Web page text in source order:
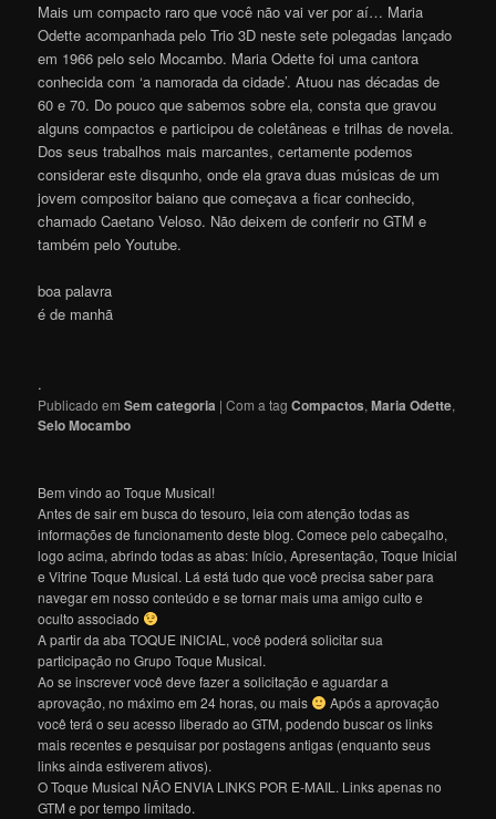
Mais um compacto raro que você não vai ver por aí… Maria
Odette acompanhada pelo Trio 3D neste sete polegadas lançado
em 1966 pelo selo Mocambo. Maria Odette foi uma cantora
conhecida com ‘a namorada da cidade’. Atuou nas décadas de
60 e 70. Do pouco que sabemos sobre ela, consta que gravou
alguns compactos e participou de coletâneas e trilhas de novela.
Dos seus trabalhos mais marcantes, certamente podemos
considerar este disqunho, onde ela grava duas músicas de um
jovem compositor baiano que começava a ficar conhecido,
chamado Caetano Veloso. Não deixem de conferir no GTM e
também pelo Youtube.
boa palavra
é de manhã
.
Publicado em Sem categoria |Com a tagCompactos,Maria Odette,
Selo Mocambo
Bem vindo ao Toque Musical!
Antes de sair em busca do tesouro, leia com atenção todas as
informações de funcionamento deste blog. Comece pelo cabeçalho,
logo acima, abrindo todas as abas: Início, Apresentação, Toque Inicial
e Vitrine Toque Musical. Lá está tudo que você precisa saber para
navegar em nosso conteúdo e se tornar mais uma amigo culto e
oculto associado
A partir da aba TOQUE INICIAL, você poderá solicitar sua
participação no Grupo Toque Musical.
Ao se inscrever você deve fazer a solicitação e aguardar a
aprovação, no máximo em 24 horas, ou mais
Após a aprovação
você terá o seu acesso liberado ao GTM, podendo buscar os links
mais recentes e pesquisar por postagens antigas (enquanto seus
links ainda estiverem ativos).
O Toque Musical NÃO ENVIA LINKS POR E-MAIL. Links apenas no
GTM e por tempo limitado.